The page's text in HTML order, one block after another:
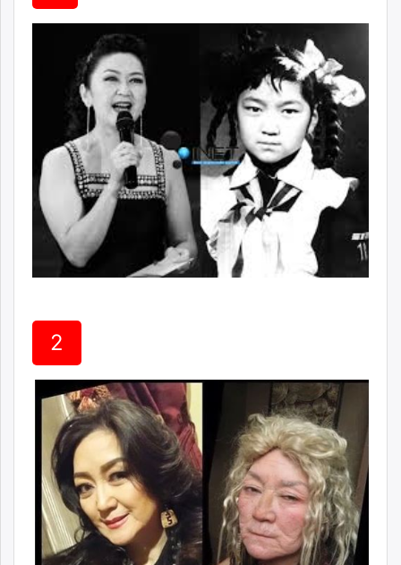
mminfo.mn
shudarga.mn
shuurhai.mn
unuudur.mn
isee.mn
mglradio.com
fact.mn
times.mn
tvmongolia.mn
mass.mn
unegui.mn
assa.mn
toim.mn
tac.mn
paparazzi.mn
unread.today
2